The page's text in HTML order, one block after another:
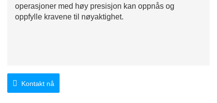
operasjoner med høy presisjon kan oppnås og
oppfylle kravene til nøyaktighet.
Kontakt nå